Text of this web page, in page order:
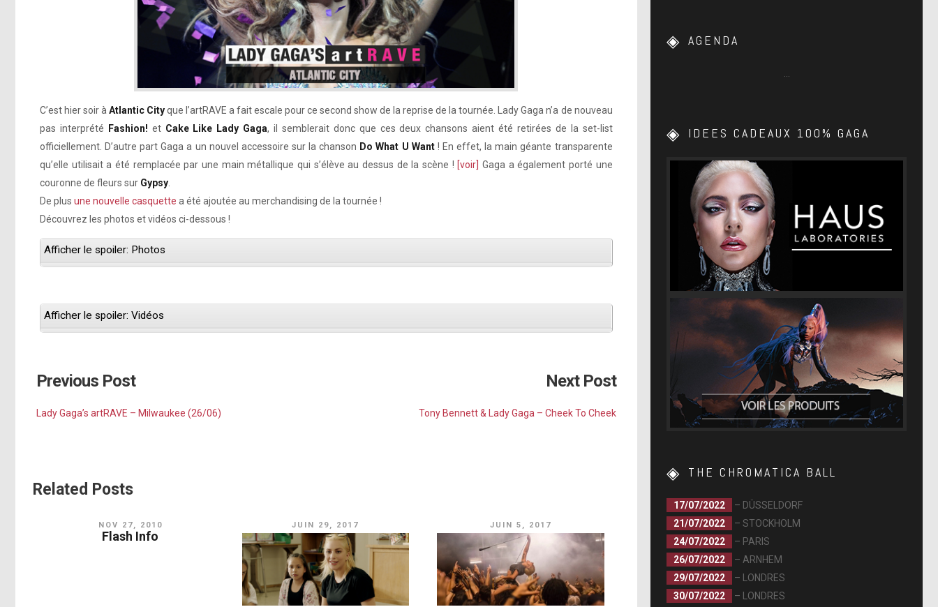
C’est hier soir àAtlantic Cityque l’artRAVE a fait escale pour ce second show de la reprise de la tournée. Lady Gaga n’a de nouveau
pas interprété
Fashion! et Cake Like Lady Gaga, il semblerait donc que ces deux chansons aient été retirées de la set-list
officiellement. D’autre part Gaga a un nouvel accessoire sur la chanson Do What U Want! En effet, la main géante transparente
qu’elle utilisait a été remplacée par une main métallique qui s’élève au dessus de la scène ! [voir] Gaga a également porté une
couronne de fleurs sur Gypsy
De plus une nouvelle casquette a été ajoutée au merchandising de la tournée !
Découvrez les photos et vidéos ci-dessous !
Afficher le spoiler: Photos
Afficher le spoiler: Vidéos
Previous Post
Lady Gaga’s artRAVE – Milwaukee (26/06)
Next Post
Tony Bennett & Lady Gaga – Cheek To Cheek
Related Posts
NOV 27, 2010
Flash Info
JUIN 29, 2017 JUIN 5, 2017
AGENDA
IDEES CADEAUX 100% GAGA
THE CHROMATICA BALL
17/07/2022
– DÜSSELDORF
21/07/2022
– STOCKHOLM
24/07/2022
– PARIS
26/07/2022
– ARNHEM
29/07/2022
– LONDRES
30/07/2022
– LONDRES